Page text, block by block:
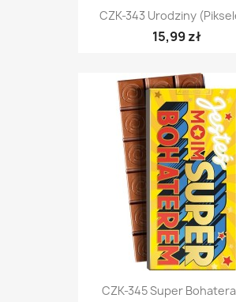
CZK-343 Urodziny
15,99 zł
CZK-345 Super